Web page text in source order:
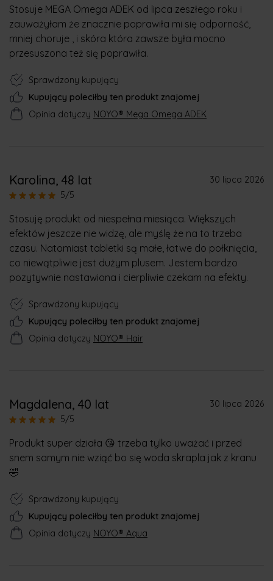
Stosuje MEGA Omega ADEK od lipca zeszłego roku i
zauważyłam że znacznie poprawiła mi się odporność,
mniej choruje , i skóra która zawsze była mocno
przesuszona też się poprawiła.
Sprawdzony kupujący
Kupujący poleciłby ten produkt znajomej
Opinia dotyczy NOYO® Mega Omega ADEK
Karolina, 48 lat
30 lipca 2026
5/5
Stosuję produkt od niespełna miesiąca. Większych
efektów jeszcze nie widzę, ale myślę że na to trzeba
czasu. Natomiast tabletki są małe, łatwe do połknięcia,
co niewątpliwie jest dużym plusem. Jestem bardzo
pozytywnie nastawiona i cierpliwie czekam na efekty.
Sprawdzony kupujący
Kupujący poleciłby ten produkt znajomej
Opinia dotyczy NOYO® Hair
Magdalena, 40 lat
30 lipca 2026
5/5
Produkt super działa 😘 trzeba tylko uważać i przed
snem samym nie wziąć bo się woda skrapla jak z kranu
🤣
Sprawdzony kupujący
Kupujący poleciłby ten produkt znajomej
Opinia dotyczy NOYO® Aqua